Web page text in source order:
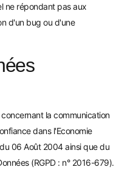
ne répondant pas aux
d'un bug ou d'une
la communication
dans l'Economie
06 Août 2004 ainsi que du
(RGPD : n° 2016-679).